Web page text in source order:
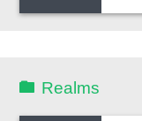
Realms